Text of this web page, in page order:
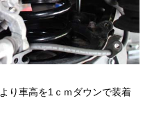
り車高を1ｃｍダウンで装着